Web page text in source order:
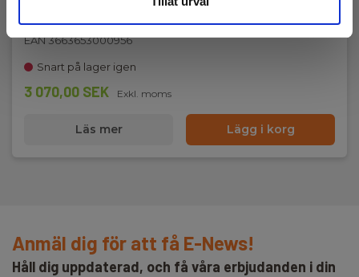
CA1823 - 1 kanal temperaturlogger PT100
EAN 3663653000956
Snart på lager igen
3 070,00 SEK Exkl. moms
Läs mer Lägg i korg
Anmäl dig för att få E-News!
Håll dig uppdaterad, och få våra erbjudanden i din